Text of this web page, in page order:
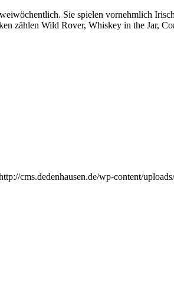
Sie spielen vornehmlich
zählen Wild Rover, Whiskey in the Jar,
cms.dedenhausen.de/wp-content/